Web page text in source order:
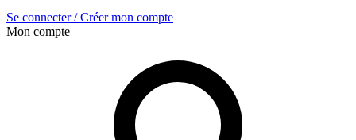
Se connecter / Créer mon compte
Mon compte